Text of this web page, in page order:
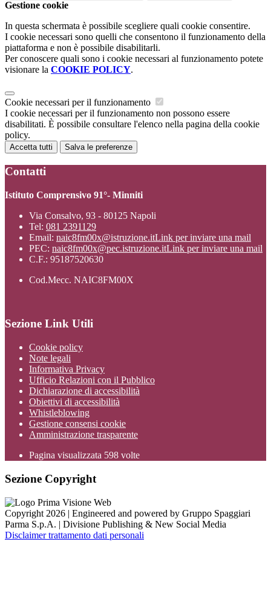
Gestione cookie
In questa schermata è possibile scegliere quali cookie consentire.
I cookie necessari sono quelli che consentono il funzionamento della
piattaforma e non è possibile disabilitarli.
Per conoscere quali sono i cookie necessari al funzionamento potete
visionare la COOKIE POLICY.
Cookie necessari per il funzionamento
I cookie necessari per il funzionamento non possono essere
disabilitati. È possibile consultare l'elenco nella pagina della cookie
policy.
Accetta tutti Salva le preferenze
Contatti
Istituto Comprensivo 91°- Minniti
Via Consalvo, 93 - 80125 Napoli
Tel: 081 2391129
Email: naic8fm00x@istruzione.itLink per inviare una mail
PEC: naic8fm00x@pec.istruzione.itLink per inviare una mail
C.F.: 95187520630
Cod.Mecc. NAIC8FM00X
Sezione Link Utili
Cookie policy
Note legali
Informativa Privacy
Ufficio Relazioni con il Pubblico
Dichiarazione di accessibilità
Obiettivi di accessibilità
Whistleblowing
Gestione consensi cookie
Amministrazione trasparente
Pagina visualizzata 598 volte
Sezione Copyright
Copyright 2026 | Engineered and powered by Gruppo Spaggiari
Parma S.p.A. | Divisione Publishing & New Social Media
Disclaimer trattamento dati personali